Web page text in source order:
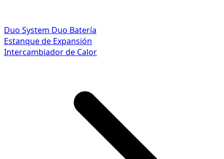
Duo System Duo Batería
Estanque de Expansión
Intercambiador de Calor